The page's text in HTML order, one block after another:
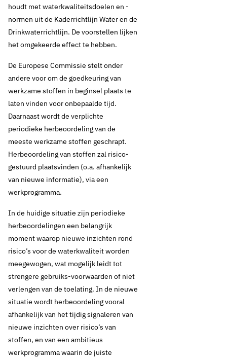
houdt met waterkwaliteitsdoelen en -
normen uit de Kaderrichtlijn Water en de
Drinkwaterrichtlijn. De voorstellen lijken
het omgekeerde effect te hebben.
De Europese Commissie stelt onder
andere voor om de goedkeuring van
werkzame stoffen in beginsel plaats te
laten vinden voor onbepaalde tijd.
Daarnaast wordt de verplichte
periodieke herbeoordeling van de
meeste werkzame stoffen geschrapt.
Herbeoordeling van stoffen zal risico-
gestuurd plaatsvinden (o.a. afhankelijk
van nieuwe informatie), via een
werkprogramma.
In de huidige situatie zijn periodieke
herbeoordelingen een belangrijk
moment waarop nieuwe inzichten rond
risico’s voor de waterkwaliteit worden
meegewogen, wat mogelijk leidt tot
strengere gebruiks-voorwaarden of niet
verlengen van de toelating. In de nieuwe
situatie wordt herbeoordeling vooral
afhankelijk van het tijdig signaleren van
nieuwe inzichten over risico’s van
stoffen, en van een ambitieus
werkprogramma waarin de juiste